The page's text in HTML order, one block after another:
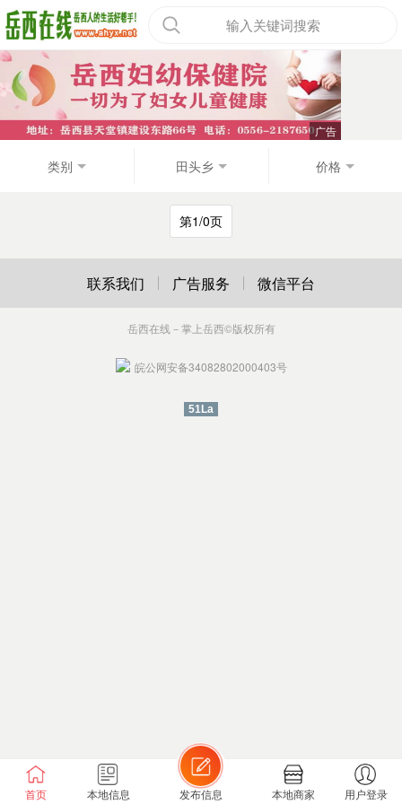
输入关键词搜索
类别 田头乡 价格
第1/0页
首页 本地信息 发布信息 本地商家 用户登录
联系我们 广告服务 微信平台
岳西在线－掌上岳西©版权所有
皖公网安备34082802000403号
51La